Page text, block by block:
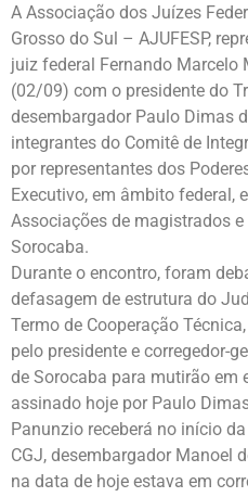
A Associação dos Juízes
Grosso do Sul – AJUFESP,
juiz federal Fernando Marcelo
(02/09) com o presidente do
desembargador Paulo Dimas
integrantes do Comitê de
por representantes dos
Executivo, em âmbito federal,
Associações de magistrados
Sorocaba.
Durante o encontro, foram
defasagem de estrutura do
Termo de Cooperação
pelo presidente e corregedor-
de Sorocaba para mutirão em
assinado hoje por Paulo
Panunzio receberá no início
CGJ, desembargador Manoel
na data de hoje estava em